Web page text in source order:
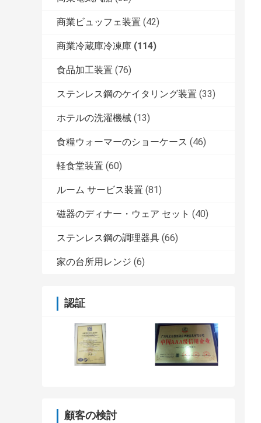
商業ビュッフェ装置 (42)
商業冷蔵庫冷凍庫 (114)
食品加工装置 (76)
ステンレス鋼のケイタリング装置 (33)
ホテルの洗濯機械 (13)
食糧ウォーマーのショーケース (46)
軽食堂装置 (60)
ルーム サービス装置 (81)
磁器のディナー・ウェア セット (40)
ステンレス鋼の調理器具 (66)
家の台所用レンジ (6)
認証
顧客の検討